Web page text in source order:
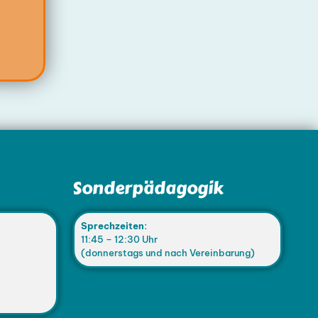
Sonderpädagogik
Sprechzeiten:
11:45 – 12:30 Uhr
(donnerstags und nach Vereinbarung)